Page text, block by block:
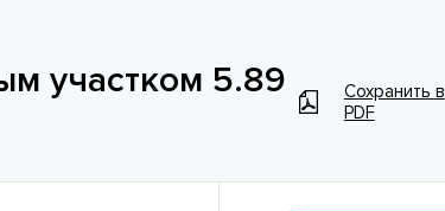
участком 5.89
Сохранить в
PDF